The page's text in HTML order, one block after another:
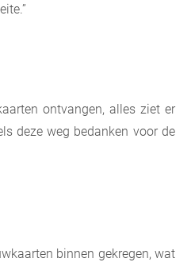
ontvangen, alles ziet er
deze weg bedanken voor de
binnen gekregen, wat